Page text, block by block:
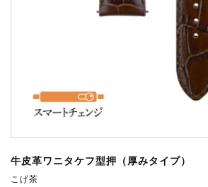
牛皮革ワニタケフ型押（厚みタイプ）
こげ茶